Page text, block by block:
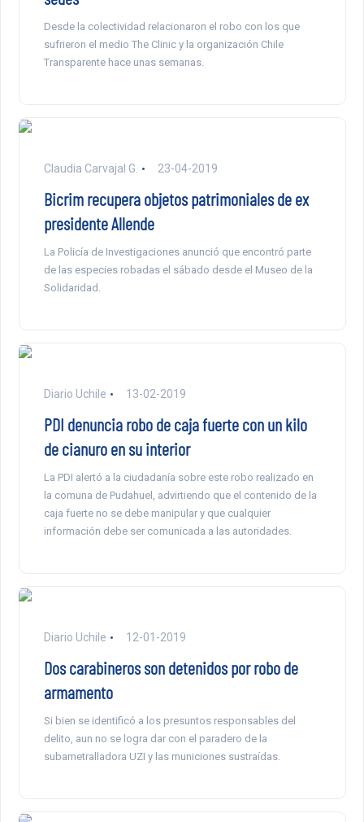
Desde la colectividad relacionaron el robo con los que
sufrieron el medio The Clinic y la organización Chile
Transparente hace unas semanas.
Claudia Carvajal G. 23-04-2019
Bicrim recupera objetos patrimoniales de ex
presidente Allende
La Policía de Investigaciones anunció que encontró parte
de las especies robadas el sábado desde el Museo de la
Solidaridad.
Diario Uchile 13-02-2019
PDI denuncia robo de caja fuerte con un kilo
de cianuro en su interior
La PDI alertó a la ciudadanía sobre este robo realizado en
la comuna de Pudahuel, advirtiendo que el contenido de la
caja fuerte no se debe manipular y que cualquier
información debe ser comunicada a las autoridades.
Diario Uchile 12-01-2019
Dos carabineros son detenidos por robo de
armamento
Si bien se identificó a los presuntos responsables del
delito, aun no se logra dar con el paradero de la
subametralladora UZI y las municiones sustraídas.